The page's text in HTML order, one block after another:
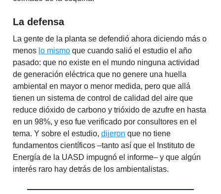
La defensa
La gente de la planta se defendió ahora diciendo más o
menos lo mismo que cuando salió el estudio el año
pasado: que no existe en el mundo ninguna actividad
de generación eléctrica que no genere una huella
ambiental en mayor o menor medida, pero que allá
tienen un sistema de control de calidad del aire que
reduce dióxido de carbono y trióxido de azufre en hasta
en un 98%, y eso fue verificado por consultores en el
tema. Y sobre el estudio, dijeron que no tiene
fundamentos científicos –tanto así que el Instituto de
Energía de la UASD impugnó el informe– y que algún
interés raro hay detrás de los ambientalistas.